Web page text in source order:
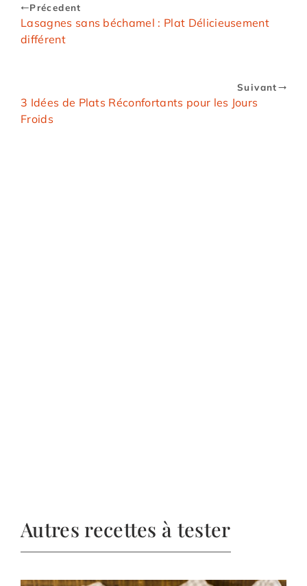
Précedent
Lasagnes sans béchamel : Plat Délicieusement
différent
Suivant
3 Idées de Plats Réconfortants pour les Jours
Froids
Autres recettes à tester